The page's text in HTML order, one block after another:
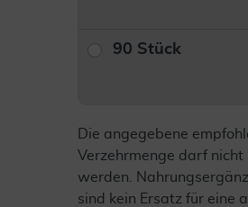
90 Stück
Die angegebene
Verzehrmenge darf
werden.
sind kein Ersatz für eine